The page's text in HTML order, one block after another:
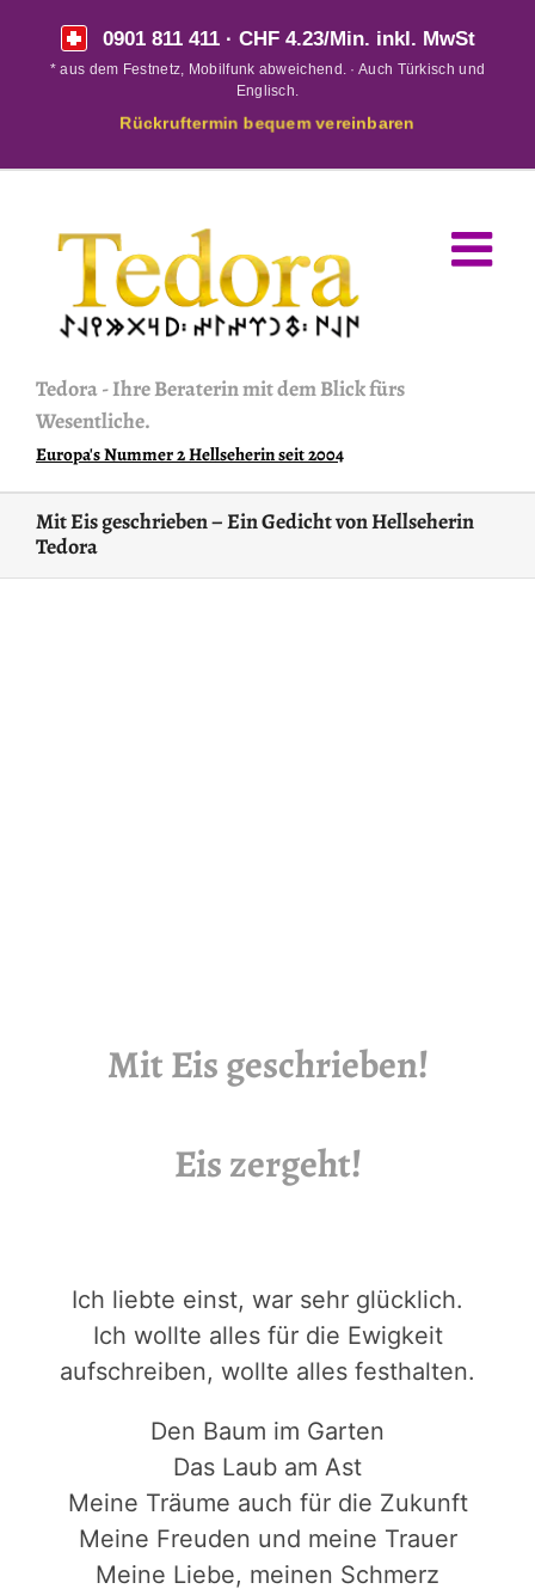
0901 811 411· CHF 4.23/Min. inkl. MwSt
* aus dem Festnetz, Mobilfunk abweichend. · Auch Türkisch und
Englisch.
Rückruftermin bequem vereinbaren
Tedora-Ihre Beraterin mit dem Blick fürs
Wesentliche.
Europa's Nummer 2 Hellseherin seit 2004
Mit Eis geschrieben – Ein Gedicht von Hellseherin
Tedora
Mit Eis geschrieben!
Eis zergeht!
Ich liebte einst, war sehr glücklich.
Ich wollte alles für die Ewigkeit
aufschreiben, wollte alles festhalten.
Den Baum im Garten
Das Laub am Ast
Meine Träume auch für die Zukunft
Meine Freuden und meine Trauer
Meine Liebe, meinen Schmerz